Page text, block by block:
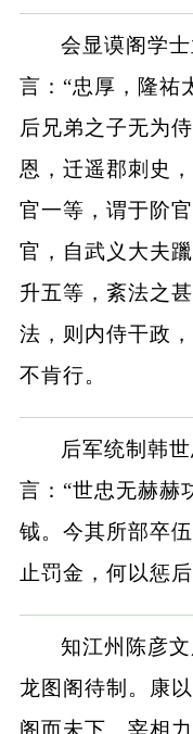
会显谟阁学
言：“忠厚，隆祐
后兄弟之子无为
恩，迁遥郡刺史
官一等，谓于阶
官，自武义大夫
升五等，紊法之
法，则内侍干政
不肯行。
后军统制韩
言：“世忠无赫赫
钺。今其所部卒
止罚金，何以惩
知江州陈彦
龙图阁待制。康
阁而未下。宰相